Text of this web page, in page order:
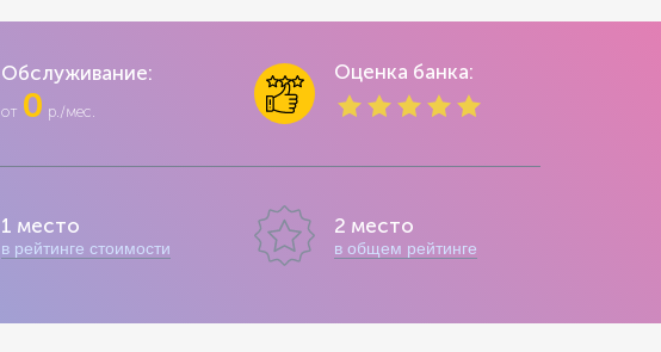
Обслуживание:
от 0 р./мес.
Оценка банка:
1 место
в рейтинге стоимости
2 место
в общем рейтинге